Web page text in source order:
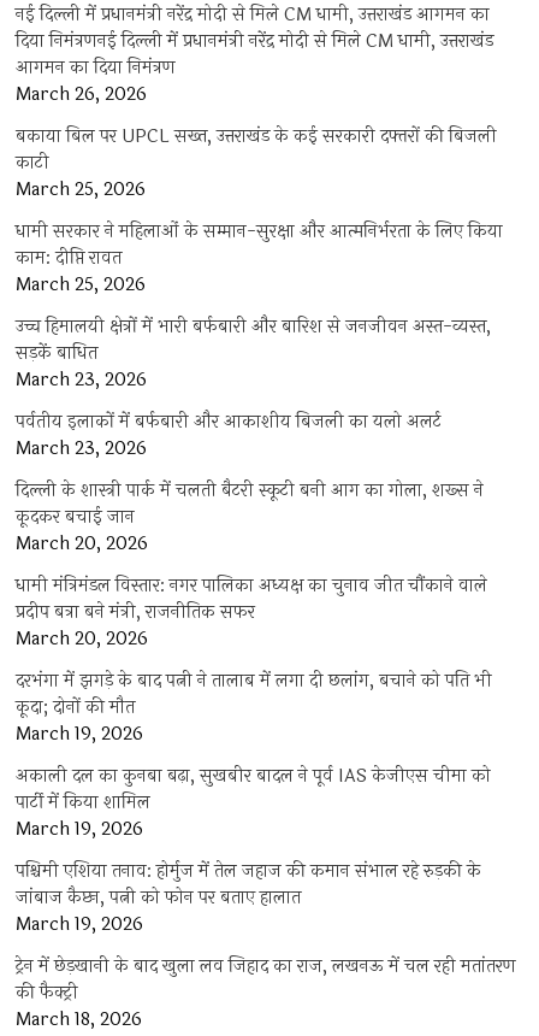
नई दिल्ली में प्रधानमंत्री नरेंद्र मोदी से मिले CM धामी, उत्तराखंड आगमन का
दिया निमंत्रणनई दिल्ली में प्रधानमंत्री नरेंद्र मोदी से मिले CM धामी, उत्तराखंड
आगमन का दिया निमंत्रण
March 26, 2026
बकाया बिल पर UPCL सख्त, उत्तराखंड के कई सरकारी दफ्तरों की बिजली
काटी
March 25, 2026
धामी सरकार ने महिलाओं के सम्मान-सुरक्षा और आत्मनिर्भरता के लिए किया
काम: दीप्ति रावत
March 25, 2026
उच्च हिमालयी क्षेत्रों में भारी बर्फबारी और बारिश से जनजीवन अस्त-व्यस्त,
सड़कें बाधित
March 23, 2026
पर्वतीय इलाकों में बर्फबारी और आकाशीय बिजली का यलो अलर्ट
March 23, 2026
दिल्ली के शास्त्री पार्क में चलती बैटरी स्कूटी बनी आग का गोला, शख्स ने
कूदकर बचाई जान
March 20, 2026
धामी मंत्रिमंडल विस्तार: नगर पालिका अध्यक्ष का चुनाव जीत चौंकाने वाले
प्रदीप बत्रा बने मंत्री, राजनीतिक सफर
March 20, 2026
दरभंगा में झगड़े के बाद पत्नी ने तालाब में लगा दी छलांग, बचाने को पति भी
कूदा; दोनों की मौत
March 19, 2026
अकाली दल का कुनबा बढ़ा, सुखबीर बादल ने पूर्व IAS केजीएस चीमा को
पार्टी में किया शामिल
March 19, 2026
पश्चिमी एशिया तनाव: होर्मुज में तेल जहाज की कमान संभाल रहे रुड़की के
जांबाज कैप्टन, पत्नी को फोन पर बताए हालात
March 19, 2026
ट्रेन में छेड़खानी के बाद खुला लव जिहाद का राज, लखनऊ में चल रही मतांतरण
की फैक्ट्री
March 18, 2026